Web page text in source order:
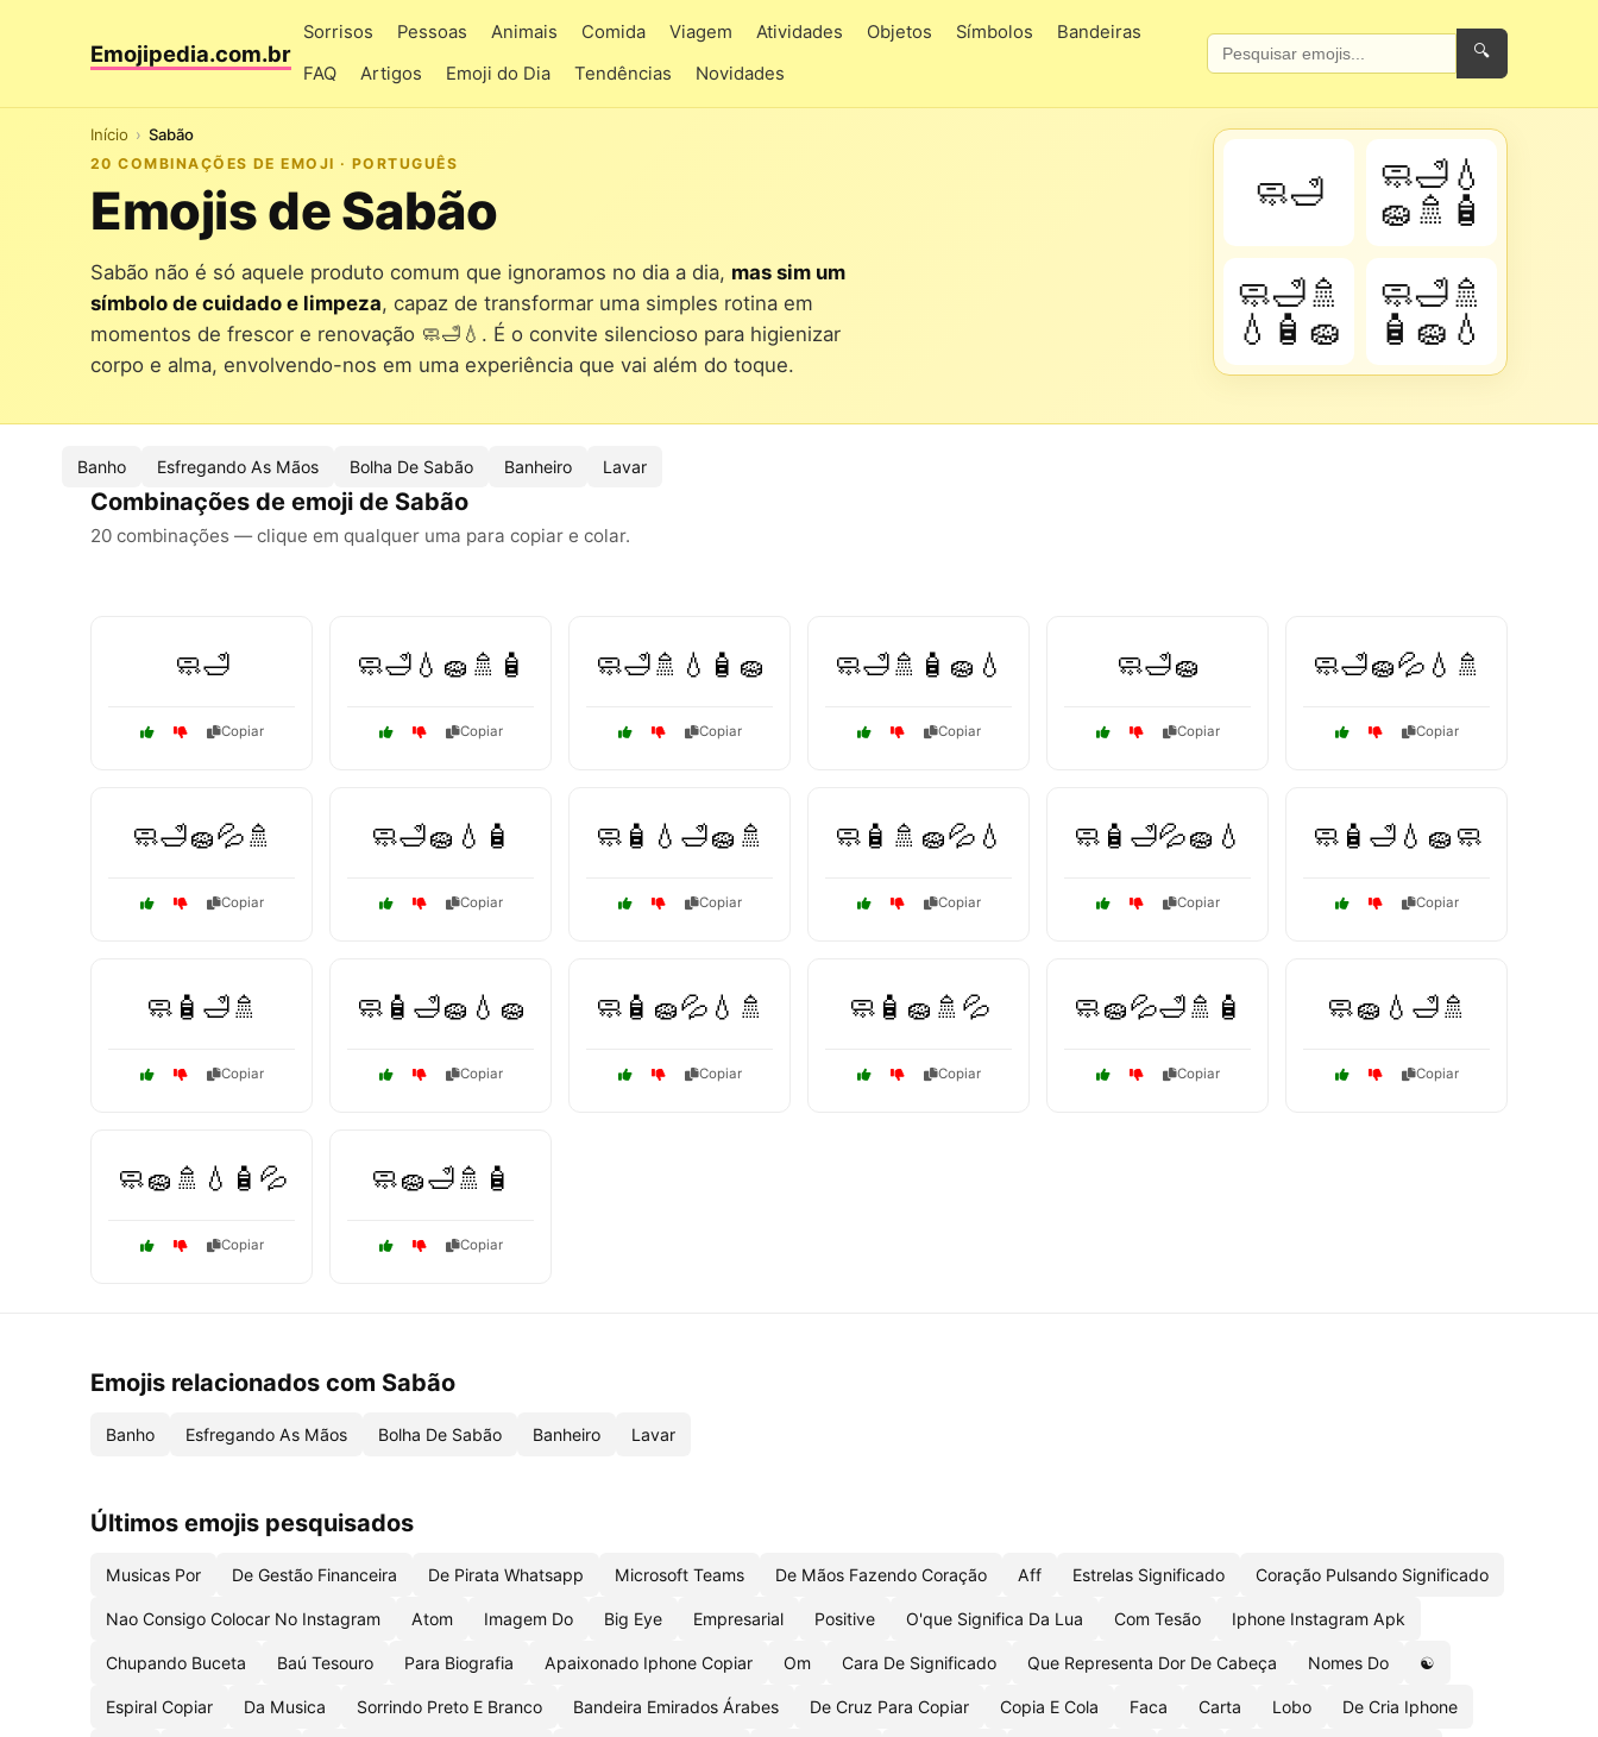
Emojipedia.com.br
Sorrisos Pessoas Animais Comida Viagem Atividades Objetos Símbolos
Bandeiras
FAQ
Artigos Emoji do Dia Tendências Novidades
🔍
Início Sabão
20 COMBINAÇÕES DE EMOJI · PORTUGUÊS
Emojis de Sabão
Sabão não é só aquele produto comum que ignoramos no dia a dia, mas sim um
símbolo de cuidado e limpeza, capaz de transformar uma simples rotina em
momentos de frescor e renovação 🧼🛁💧. É o convite silencioso para higienizar
corpo e alma, envolvendo-nos em uma experiência que vai além do toque.
🧼🛁
🧼🛁💧
🧽🚿🧴
🧼🛁🚿
💧🧴🧽
🧼🛁🚿
🧴🧽💧
Banho Esfregando As Mãos Bolha De Sabão Banheiro Lavar
Combinações de emoji de Sabão
20 combinações — clique em qualquer uma para copiar e colar.
🧼🛁
Copiar
🧼🛁💧🧽🚿🧴
Copiar
🧼🛁🚿💧🧴🧽
Copiar
🧼🛁🚿🧴🧽💧
Copiar
🧼🛁🧽
Copiar
🧼🛁🧽💦💧🚿
Copiar
🧼🛁🧽💦🚿
Copiar
🧼🛁🧽💧🧴
Copiar
🧼🧴💧🛁🧽🚿
Copiar
🧼🧴🚿🧽💦💧
Copiar
🧼🧴🛁💦🧽💧
Copiar
🧼🧴🛁💧🧽🧼
Copiar
🧼🧴🛁🚿
Copiar
🧼🧴🛁🧽💧🧽
Copiar
🧼🧴🧽💦💧🚿
Copiar
🧼🧴🧽🚿💦
Copiar
🧼🧽💦🛁🚿🧴
Copiar
🧼🧽💧🛁🚿
Copiar
🧼🧽🚿💧🧴💦
Copiar
🧼🧽🛁🚿🧴
Copiar
Emojis relacionados com Sabão
Banho Esfregando As Mãos Bolha De Sabão Banheiro Lavar
Últimos emojis pesquisados
Musicas Por De Gestão Financeira De Pirata Whatsapp Microsoft Teams De Mãos Fazendo Coração Aff Estrelas Significado Coração Pulsando Significado
Nao Consigo Colocar No Instagram Atom Imagem Do Big Eye Empresarial Positive O'que Significa Da Lua Com Tesão Iphone Instagram Apk
Chupando Buceta Baú Tesouro Para Biografia Apaixonado Iphone Copiar Om Cara De Significado Que Representa Dor De Cabeça Nomes Do ☯
Espiral Copiar Da Musica Sorrindo Preto E Branco Bandeira Emirados Árabes De Cruz Para Copiar Copia E Cola Faca Carta Lobo De Cria Iphone